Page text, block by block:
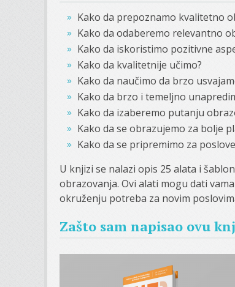
Kako da prepoznamo kvalitetno
Kako da odaberemo relevantno
Kako da iskoristimo pozitivne
Kako da kvalitetnije učimo?
Kako da naučimo da brzo
Kako da brzo i temeljno
Kako da izaberemo putanju
Kako da se obrazujemo za bolje
Kako da se pripremimo za
U knjizi se nalazi opis 25 alata i
obrazovanja. Ovi alati mogu dati
okruženju potreba za novim
Zašto sam napisao ovu